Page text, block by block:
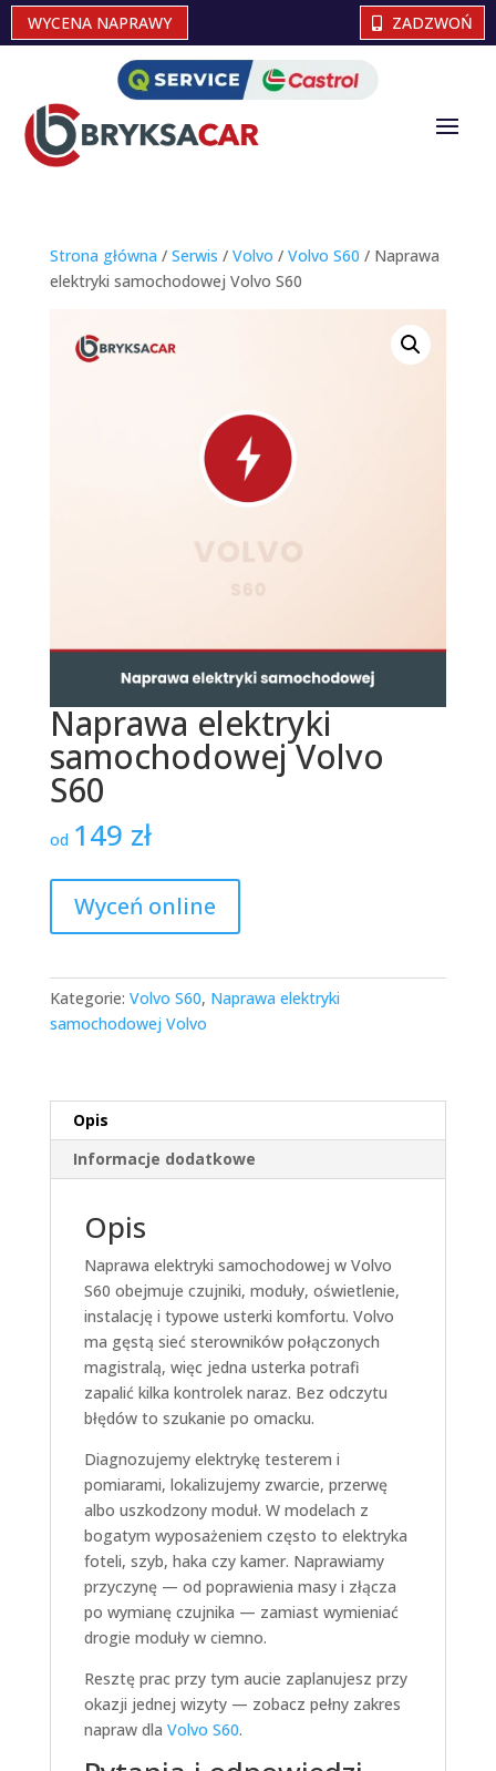
WYCENA NAPRAWY ZADZWOŃ
Strona główna / Serwis / Volvo / Volvo S60 / Naprawa
elektryki samochodowej Volvo S60
Naprawa elektryki
samochodowej Volvo
S60
od 149 zł
Wyceń online
Kategorie: Volvo S60, Naprawa elektryki
samochodowej Volvo
Opis
Informacje dodatkowe
Opis
Naprawa elektryki samochodowej w Volvo
S60 obejmuje czujniki, moduły, oświetlenie,
instalację i typowe usterki komfortu. Volvo
ma gęstą sieć sterowników połączonych
magistralą, więc jedna usterka potrafi
zapalić kilka kontrolek naraz. Bez odczytu
błędów to szukanie po omacku.
Diagnozujemy elektrykę testerem i
pomiarami, lokalizujemy zwarcie, przerwę
albo uszkodzony moduł. W modelach z
bogatym wyposażeniem często to elektryka
foteli, szyb, haka czy kamer. Naprawiamy
przyczynę — od poprawienia masy i złącza
po wymianę czujnika — zamiast wymieniać
drogie moduły w ciemno.
Resztę prac przy tym aucie zaplanujesz przy
okazji jednej wizyty — zobacz pełny zakres
napraw dla Volvo S60.